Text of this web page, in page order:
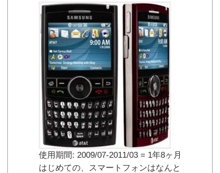
使用期間: 2009/07-2011/03 = 1年8ヶ月
はじめての、スマートフォンはなんと